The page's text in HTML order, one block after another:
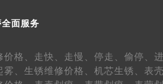
提前预约）
面服务
格、 走快、 走慢、 停走、 偷停、
雾、 生锈维修价格、 机芯生锈、 表